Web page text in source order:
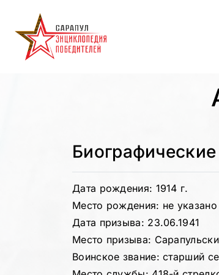
Дата рождения: 1914 г.
Место рождения: не указано
Дата призыва: 23.06.1941
Место призыва:
Воинское звание: старший